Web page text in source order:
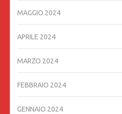
MAGGIO 2024
APRILE 2024
MARZO 2024
FEBBRAIO 2024
GENNAIO 2024